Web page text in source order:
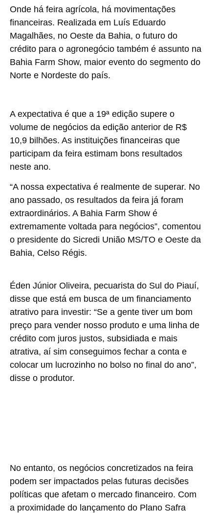
Onde há feira agrícola, há movimentações
financeiras. Realizada em Luís Eduardo
Magalhães, no Oeste da Bahia, o futuro do
crédito para o agronegócio também é assunto na
Bahia Farm Show, maior evento do segmento do
Norte e Nordeste do país.
A expectativa é que a 19ª edição supere o
volume de negócios da edição anterior de R$
10,9 bilhões. As instituições financeiras que
participam da feira estimam bons resultados
neste ano.
“A nossa expectativa é realmente de superar. No
ano passado, os resultados da feira já foram
extraordinários. A Bahia Farm Show é
extremamente voltada para negócios”, comentou
o presidente do Sicredi União MS/TO e Oeste da
Bahia, Celso Régis.
Éden Júnior Oliveira, pecuarista do Sul do Piauí,
disse que está em busca de um financiamento
atrativo para investir: “Se a gente tiver um bom
preço para vender nosso produto e uma linha de
crédito com juros justos, subsidiada e mais
atrativa, aí sim conseguimos fechar a conta e
colocar um lucrozinho no bolso no final do ano”,
disse o produtor.
No entanto, os negócios concretizados na feira
podem ser impactados pelas futuras decisões
políticas que afetam o mercado financeiro. Com
a proximidade do lançamento do Plano Safra